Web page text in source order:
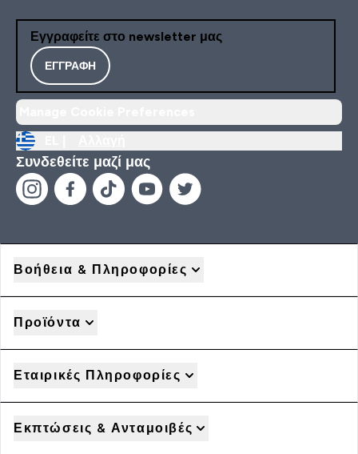
Εγγραφείτε στο newsletter μας
ΕΓΓΡΑΦΉ
Συνδεθείτε μαζί μας
Βοήθεια & Πληροφορίες
Προϊόντα
Εταιρικές Πληροφορίες
Εκπτώσεις & Ανταμοιβές